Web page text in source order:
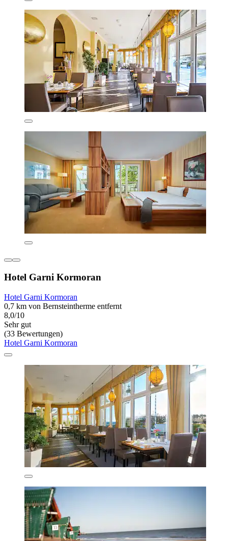
Hotel Garni Kormoran
Hotel Garni Kormoran
0,7 km von Bernsteintherme entfernt
8,0/10
Sehr gut
(33 Bewertungen)
Hotel Garni Kormoran